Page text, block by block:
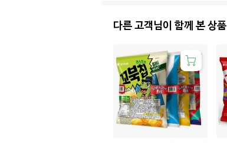
다른 고객님이 함께 본 상품